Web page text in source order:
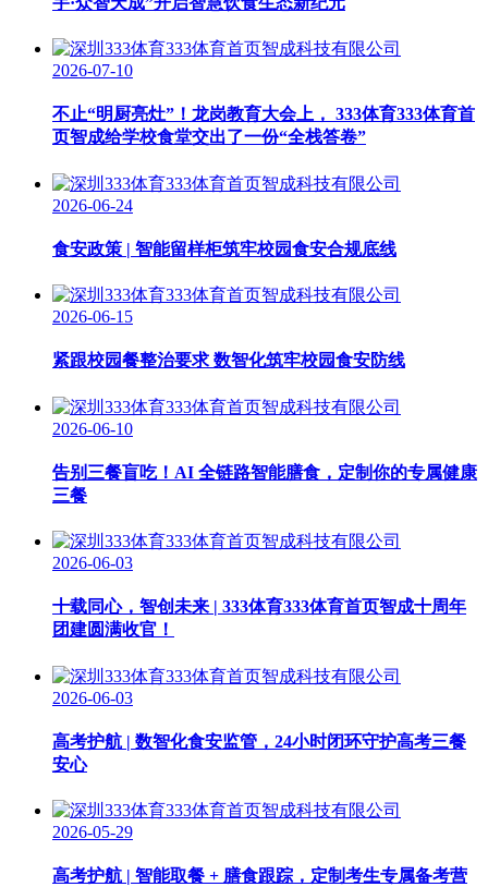
2026-07-10
不止“明厨亮灶”！龙岗教育大会上， 333体育333体育首
页智成给学校食堂交出了一份“全栈答卷”
2026-06-24
食安政策 | 智能留样柜筑牢校园食安合规底线
2026-06-15
紧跟校园餐整治要求 数智化筑牢校园食安防线
2026-06-10
告别三餐盲吃！AI 全链路智能膳食，定制你的专属健康
三餐
2026-06-03
十载同心，智创未来 | 333体育333体育首页智成十周年
团建圆满收官！
2026-06-03
高考护航 | 数智化食安监管，24小时闭环守护高考三餐
安心
2026-05-29
高考护航 | 智能取餐 + 膳食跟踪，定制考生专属备考营